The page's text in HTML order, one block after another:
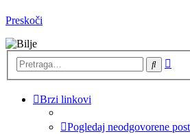
Preskoči
Pretraga
Brzi linkovi
Pogledaj neodgovorene